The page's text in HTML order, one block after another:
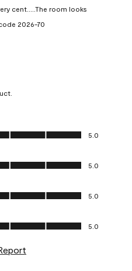
cent.....The room looks
2026-70
5
5.0
5.0
5.0
5
5.0